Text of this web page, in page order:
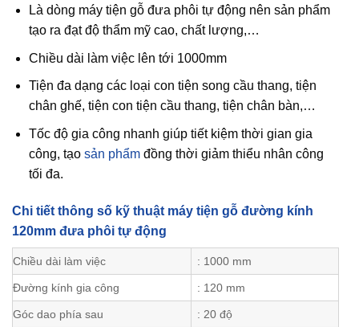
Là dòng máy tiện gỗ đưa phôi tự động nên sản phẩm
tạo ra đạt độ thẩm mỹ cao, chất lượng,…
Chiều dài làm việc lên tới 1000mm
Tiện đa dạng các loại con tiện song cầu thang, tiện
chân ghế, tiện con tiện cầu thang, tiện chân bàn,…
Tốc độ gia công nhanh giúp tiết kiệm thời gian gia
công, tạo sản phẩmđồng thời giảm thiểu nhân công
tối đa.
Chi tiết thông số kỹ thuật máy tiện gỗ đường kính
120mm đưa phôi tự động
Chiều dài làm việc : 1000 mm
Đường kính gia công : 120 mm
Góc dao phía sau : 20 độ